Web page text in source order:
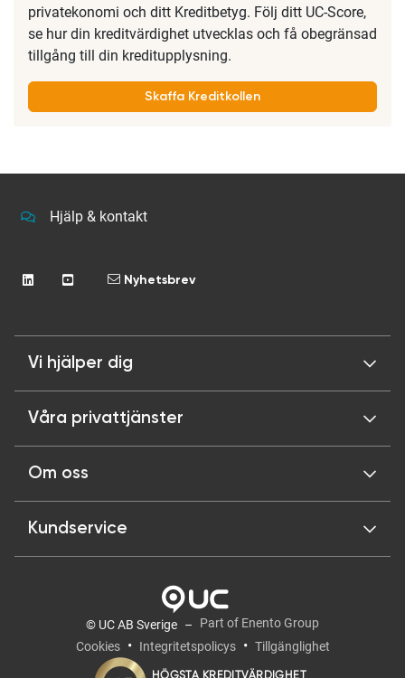
privatekonomi och ditt Kreditbetyg. Följ ditt UC-Score,
se hur din kreditvärdighet utvecklas och få obegränsad
tillgång till din kreditupplysning.
Skaffa Kreditkollen
Hjälp & kontakt
Nyhetsbrev
Vi hjälper dig
Våra privattjänster
Om oss
Kundservice
© UC AB Sverige
Part of Enento Group
Cookies
Integritetspolicys Tillgänglighet